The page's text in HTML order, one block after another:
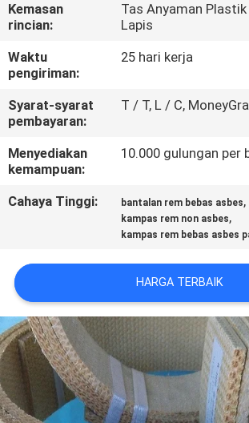
HUBUNGI
KAMI
PERMINTAAN
SITEMAP
POLICY
Kemasan
rincian:
Tas Anyaman
Lapis
Waktu
pengiriman:
25 hari kerja
Syarat-syarat
pembayaran:
T / T, L / C,
Menyediakan
kemampuan:
10.000 gulungan per
Cahaya Tinggi: bantalan rem bebas asbes,
kampas rem non asbes,
kampas rem bebas asbes
HARGA TERBAIK